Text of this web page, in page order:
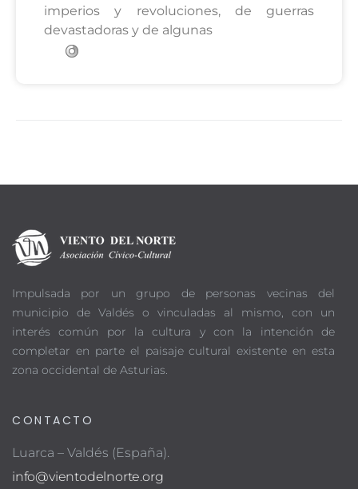
imperios y revoluciones, de guerras
devastadoras y de algunas
Impulsada por un grupo de personas vecinas del
municipio de Valdés o vinculadas al mismo, con un
interés común por la cultura y con la intención de
completar en parte el paisaje cultural existente en esta
zona occidental de Asturias.
CONTACTO
Luarca – Valdés (España).
info@vientodelnorte.org